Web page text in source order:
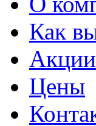
Как
Цены